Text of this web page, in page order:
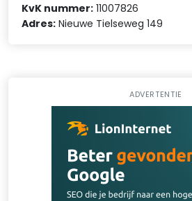
KvK nummer: 11007826
Adres: Nieuwe Tielseweg 149
ADVERTENTIE